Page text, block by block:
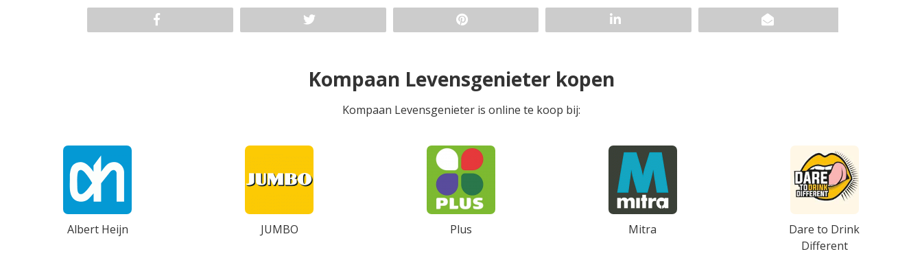
Kompaan Levensgenieter kopen
Kompaan Levensgenieter is online te koop bij:
Albert Heijn JUMBO Plus Mitra
Dare to Drink
Different